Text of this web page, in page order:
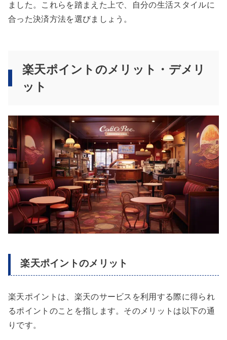
ました。これらを踏まえた上で、自分の生活スタイルに
合った決済方法を選びましょう。
楽天ポイントのメリット・デメリ
ット
楽天ポイントのメリット
楽天ポイントは、楽天のサービスを利用する際に得られ
るポイントのことを指します。そのメリットは以下の通
りです。